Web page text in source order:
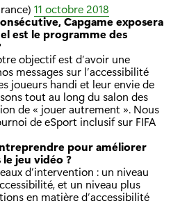
11 octobre 2018
Capgame exposera
est le programme des
objectif est d’avoir une
messages sur l’accessibilité
joueurs handi et leur envie de
tout au long du salon des
de « jouer autrement ». Nous
de eSport inclusif sur FIFA
pour améliorer
le jeu vidéo ?
d’intervention : un niveau
et un niveau plus
en matière d’accessibilité